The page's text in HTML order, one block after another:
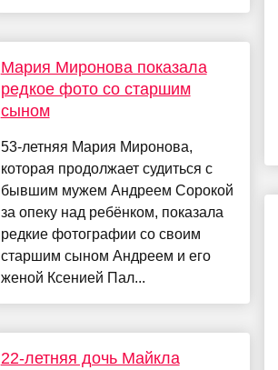
Мария Миронова показала
редкое фото со старшим
сыном
53-летняя Мария Миронова,
которая продолжает судиться с
бывшим мужем Андреем Сорокой
за опеку над ребёнком, показала
редкие фотографии со своим
старшим сыном Андреем и его
женой Ксенией Пал...
22-летняя дочь Майкла